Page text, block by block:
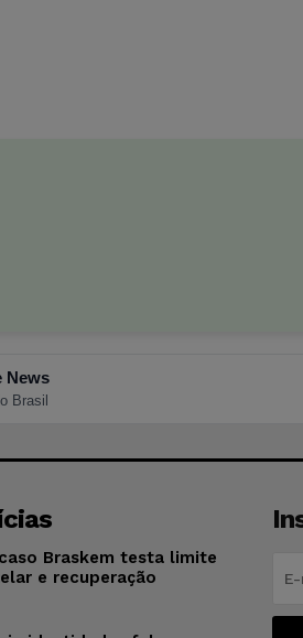
News
Brasil
Braskem testa limite
e recuperação